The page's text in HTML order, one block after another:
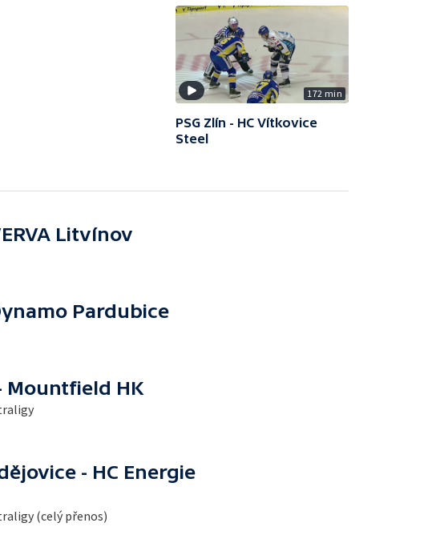
172 min
PSG Zlín - HC Vítkovice
Steel
Litvínov
Pardubice
- Mountfield HK
- HC Energie
(celý přenos)